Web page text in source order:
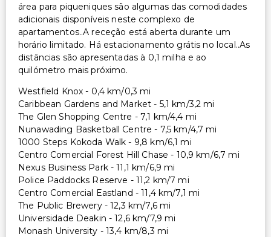
área para piqueniques são algumas das comodidades
adicionais disponíveis neste complexo de
apartamentos..A receção está aberta durante um
horário limitado. Há estacionamento grátis no local..As
distâncias são apresentadas à 0,1 milha e ao
quilómetro mais próximo.
Westfield Knox - 0,4 km/0,3 mi
Caribbean Gardens and Market - 5,1 km/3,2 mi
The Glen Shopping Centre - 7,1 km/4,4 mi
Nunawading Basketball Centre - 7,5 km/4,7 mi
1000 Steps Kokoda Walk - 9,8 km/6,1 mi
Centro Comercial Forest Hill Chase - 10,9 km/6,7 mi
Nexus Business Park - 11,1 km/6,9 mi
Police Paddocks Reserve - 11,2 km/7 mi
Centro Comercial Eastland - 11,4 km/7,1 mi
The Public Brewery - 12,3 km/7,6 mi
Universidade Deakin - 12,6 km/7,9 mi
Monash University - 13,4 km/8,3 mi